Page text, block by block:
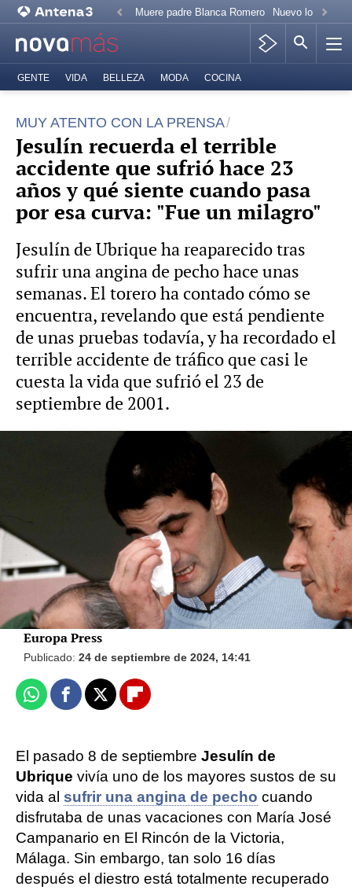
Muere padre Blanca Romero Nuevo look Paz
GENTE VIDA BELLEZA MODA COCINA
MUY ATENTO CON LA PRENSA
Jesulín recuerda el terrible
accidente que sufrió hace 23
años y qué siente cuando pasa
por esa curva: "Fue un milagro"
Jesulín de Ubrique ha reaparecido tras
sufrir una angina de pecho hace unas
semanas. El torero ha contado cómo se
encuentra, revelando que está pendiente
de unas pruebas todavía, y ha recordado el
terrible accidente de tráfico que casi le
cuesta la vida que sufrió el 23 de
septiembre de 2001.
Vídeo: Europa Press Foto: Gtres
El profundo mensaje de María José
Campanario tras el microinfarto de
Jesulín: "Nunca des nada por sentado"
Europa Press
Publicado: 24 de septiembre de 2024, 14:41
WhatsappFacebook
X Flipboard
El pasado 8 de septiembre Jesulín de
Ubrique vivía uno de los mayores sustos de su
vida al sufrir una angina de pecho cuando
disfrutaba de unas vacaciones con María José
Campanario en El Rincón de la Victoria,
Málaga. Sin embargo, tan solo 16 días
después el diestro está totalmente recuperado